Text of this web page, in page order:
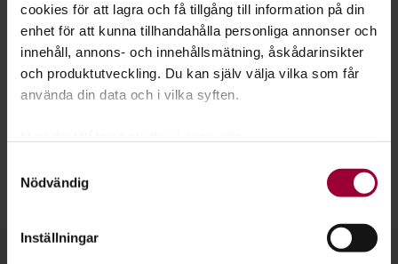
cookies för att lagra och få tillgång till information på din
enhet för att kunna tillhandahålla personliga annonser och
innehåll, annons- och innehållsmätning, åskådarinsikter
och produktutveckling. Du kan själv välja vilka som får
använda din data och i vilka syften.
som kan ha en noggrannhet på upp till flera meter
Ta reda på mer om hur dina personliga uppgifter
Nödvändig
Inställningar
danskulturen.
Jazzdansen förekommer ofta i musikaler och shower och den
innehållergrundstegsomfinnsi flera olika dansstilar.
musikalitet, där rörelsekvalitéer som tyngd, isolationer,